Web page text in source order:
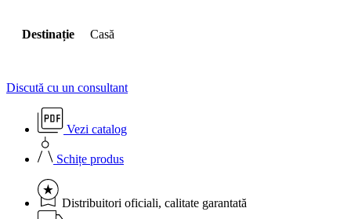
Destinație Casă
Discută cu un consultant
Vezi catalog
Schițe produs
Distribuitori oficiali, calitate garantată